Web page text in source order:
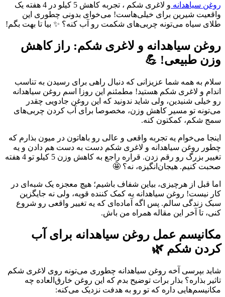
روغن سیاهدانه
و لاغری شکم ، تجربه کاهش 5 کیلو در 4 هفته یک
واقعیت شیرین برای خیلی‌هاست! می‌خوای بدونی چطوری این
طلای سیاه می‌تونه چربی‌های شکمت رو آب کنه؟ ✨ بیا تا بهت بگم!
روغن سیاهدانه و لاغری شکم: راز کاهش
وزن طبیعی! 💪
سلام به همه شما عزیزانی که دنبال راهی برای رسیدن به تناسب
اندام و لاغری شکم هستید! مطمئنم این روزا اسم روغن سیاهدانه
رو خیلی شنیدین، ولی شاید ندونید که این روغن جادویی چقدر
می‌تونه تو مسیر کاهش وزن، مخصوصا برای آب کردن چربی‌های
سمج شکم، کمکتون کنه.
اینجا می‌خوام یه تجربه واقعی و عالی رو باهاتون در میون بذارم که
چطور روغن سیاهدانه و لاغری شکم دست به دست هم دادن و یه
تغییر بزرگ رو رقم زدن. قراره راجع به کاهش وزن 5 کیلو تو 4 هفته
صحبت کنیم. هیجان‌انگیزه، نه؟ 🤩
اما قبل از هرچیزی، بیاین شفاف باشیم؛ هیچ معجزه یک شبه‌ای در
کار نیست! روغن سیاهدانه یه کمک کننده قویه، ولی نه جایگزین
سبک زندگی سالم. پس اگه آماده‌ای که یه تغییر واقعی رو شروع
کنی، تا آخر این مقاله همراه من باش.
مکانیسم عمل روغن سیاهدانه برای آب
کردن شکم 🌿
شاید بپرسی آخه روغن سیاهدانه چطوری می‌تونه روی لاغری شکم
تاثیر بذاره؟ بذار برات توضیح بدم که این روغن خارق‌العاده چه
مکانیسم‌هایی داره که تو رو به هدفت نزدیک می‌کنه: